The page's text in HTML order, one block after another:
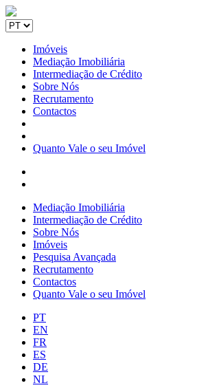
Imóveis
Mediação Imobiliária
Intermediação de Crédito
Sobre Nós
Recrutamento
Contactos
Quanto Vale o seu Imóvel
Mediação Imobiliária
Intermediação de Crédito
Sobre Nós
Imóveis
Pesquisa Avançada
Recrutamento
Contactos
Quanto Vale o seu Imóvel
PT
EN
FR
ES
DE
NL